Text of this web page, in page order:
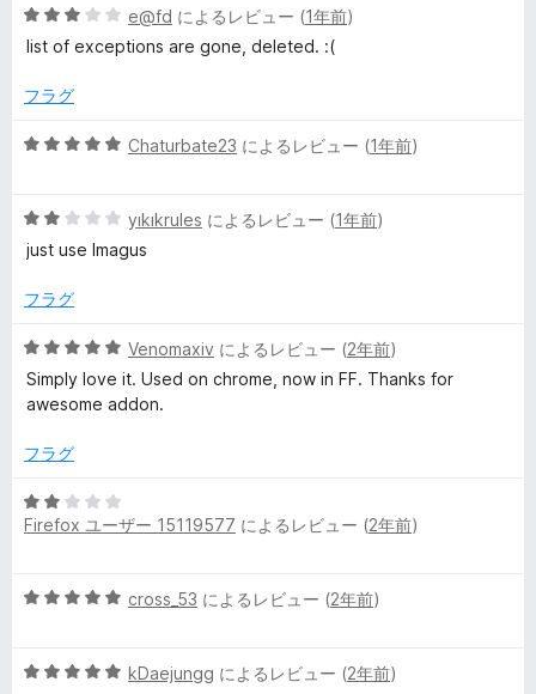
の
評
5
段
中
の
e@fd によるレビュー (1年前)
list of exceptions are gone, deleted. :(
フラグ
5
中
5
評
Chaturbate23 によるレビュー (1年前)
5
段
中
の
評
yıkıkrules によるレビュー (1年前)
just use Imagus
フラグ
5
段
階
5
評
価
Venomaxiv によるレビュー (2年前)
Simply love it. Used on chrome, now in FF. Thanks for
awesome addon.
フラグ
5
段
2
価
Firefox ユーザー 15119577 によるレビュー (2年前)
5
中
cross_53 によるレビュー (2年前)
5
kDaejungg によるレビュー (2年前)